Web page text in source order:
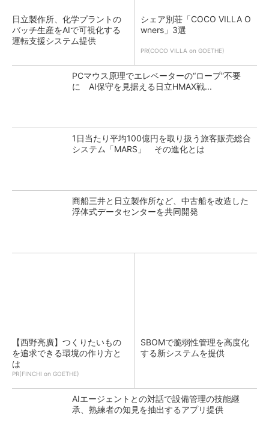
日立製作所、化学プラントの
バッチ生産をAIで可視化する
運転支援システム提供
シェア別荘「COCO VILLA O
wners」3選
PR(COCO VILLA on GOETHE)
PCマウス原理でエレベーターの“ロープ”不要
に AI保守を見据える日立HMAX戦...
1日当たり平均100億円を取り扱う旅客販売総合
システム「MARS」 その進化とは
商船三井と日立製作所など、中古船を改造した
浮体式データセンターを共同開発
【西野亮廣】つくりたいもの
を追求できる環境の作り方と
は
PR(FINCHI on GOETHE)
SBOMで脆弱性管理を高度化
する新システムを提供
AIエージェントとの対話で設備管理の技能継
承、熟練者の知見を抽出するアプリ提供